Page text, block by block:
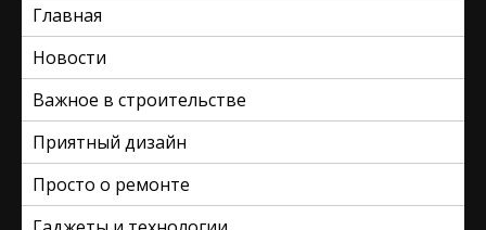
Главная
Новости
Важное в строительстве
Приятный дизайн
Просто о ремонте